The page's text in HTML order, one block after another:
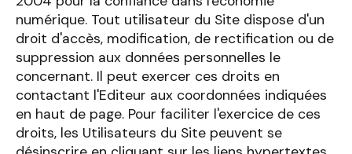
numérique. Tout utilisateur du Site dispose d'un
droit d'accès, modification, de rectification ou de
suppression aux données personnelles le
concernant. Il peut exercer ces droits en
contactant l'Editeur aux coordonnées indiquées
en haut de page. Pour faciliter l'exercice de ces
droits, les Utilisateurs du Site peuvent se